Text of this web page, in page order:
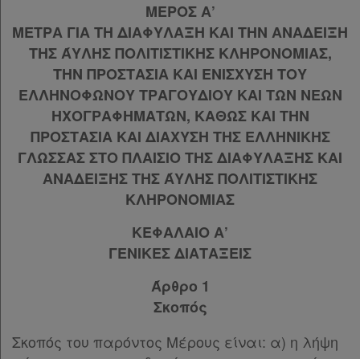
ΜΕΡΟΣ Α’
ΜΕΤΡΑ ΓΙΑ ΤΗ ΔΙΑΦΥΛΑΞΗ ΚΑΙ ΤΗΝ ΑΝΑΔΕΙΞΗ
ΤΗΣ ΆΥΛΗΣ ΠΟΛΙΤΙΣΤΙΚΗΣ ΚΛΗΡΟΝΟΜΙΑΣ,
ΤΗΝ ΠΡΟΣΤΑΣΙΑ ΚΑΙ ΕΝΙΣΧΥΣΗ ΤΟΥ
ΕΛΛΗΝΟΦΩΝΟΥ ΤΡΑΓΟΥΔΙΟΥ ΚΑΙ ΤΩΝ ΝΕΩΝ
ΗΧΟΓΡΑΦΗΜΑΤΩΝ, ΚΑΘΩΣ ΚΑΙ ΤΗΝ
ΠΡΟΣΤΑΣΙΑ ΚΑΙ ΔΙΑΧΥΣΗ ΤΗΣ ΕΛΛΗΝΙΚΗΣ
ΓΛΩΣΣΑΣ ΣΤΟ ΠΛΑΙΣΙΟ ΤΗΣ ΔΙΑΦΥΛΑΞΗΣ ΚΑΙ
ΑΝΑΔΕΙΞΗΣ ΤΗΣ ΆΥΛΗΣ ΠΟΛΙΤΙΣΤΙΚΗΣ
ΚΛΗΡΟΝΟΜΙΑΣ
ΚΕΦΑΛΑΙΟ Α’
ΓΕΝΙΚΕΣ ΔΙΑΤΑΞΕΙΣ
Άρθρο 1
Σκοπός
Σκοπός του παρόντος Μέρους είναι: α) η λήψη